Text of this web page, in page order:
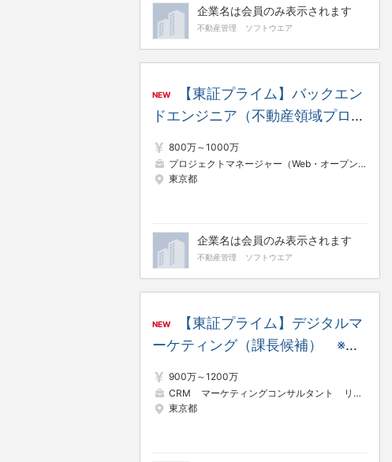
企業名は会員のみ表示されます
不動産管理 ソフトウエア
NEW
【東証プライム】バックエン
ドエンジニア（不動産領域プロダ
増収増益／年間休日日数125日
800万～1000万
プロジェクトマネージャー（Web・オープン系）
東京都
企業名は会員のみ表示されます
不動産管理 ソフトウエア
NEW
【東証プライム】デジタルマ
ーケティング（課長候補） ※昨
年間休日日数125日
900万～1200万
CRM
マーケティングコンサルタント
リサーチ・データ分析
東京都